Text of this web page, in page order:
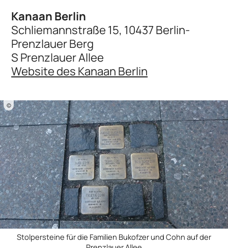
Kanaan Berlin
Schliemannstraße 15, 10437 Berlin-
Prenzlauer Berg
S Prenzlauer Allee
Website des Kanaan Berlin
©
Stolpersteine für die Familien Bukofzer und Cohn auf der